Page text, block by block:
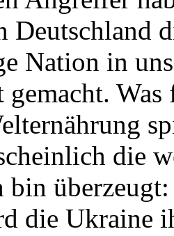
Deutschland
Nation in
gemacht.
die
bin
die Ukraine